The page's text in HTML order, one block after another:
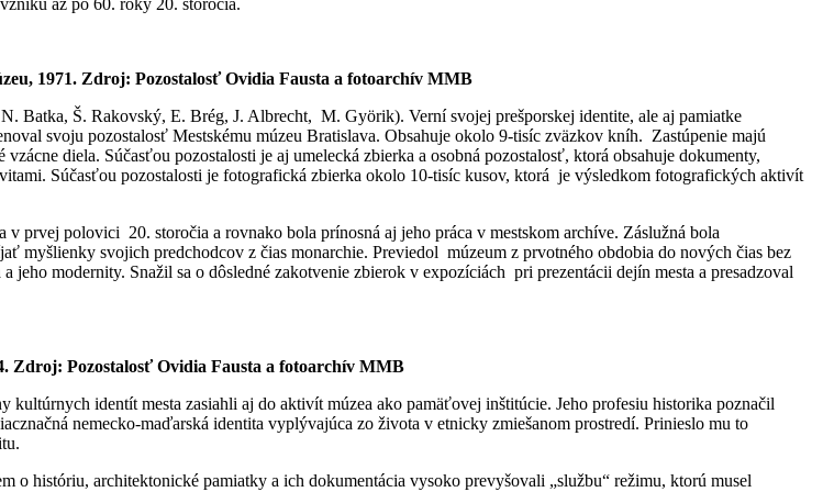
1971. Zdroj: Pozostalosť Ovidia Fausta a fotoarchív MMB
Batka, Š. Rakovský, E. Brég, J. Albrecht, M. Györik). Verní svojej prešporskej identite, ale aj pamiatke
svoju pozostalosť Mestskému múzeu Bratislava. Obsahuje okolo 9-tisíc zväzkov kníh. Zastúpenie majú
diela. Súčasťou pozostalosti je aj umelecká zbierka a osobná pozostalosť, ktorá obsahuje dokumenty,
Súčasťou pozostalosti je fotografická zbierka okolo 10-tisíc kusov, ktorá je výsledkom fotografických aktivít
prvej polovici 20. storočia a rovnako bola prínosná aj jeho práca v mestskom archíve. Záslužná bola
myšlienky svojich predchodcov z čias monarchie. Previedol múzeum z prvotného obdobia do nových čias bez
modernity. Snažil sa o dôsledné zakotvenie zbierok v expozíciách pri prezentácii dejín mesta a presadzoval
Zdroj: Pozostalosť Ovidia Fausta a fotoarchív MMB
identít mesta zasiahli aj do aktivít múzea ako pamäťovej inštitúcie. Jeho profesiu historika poznačil
nemecko-maďarská identita vyplývajúca zo života v etnicky zmiešanom prostredí. Prinieslo mu to
históriu, architektonické pamiatky a ich dokumentácia vysoko prevyšovali „službu“ režimu, ktorú musel